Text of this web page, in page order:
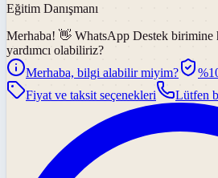
Eğitim Danışmanı
Merhaba! 👋 WhatsApp Destek birimine
yardımcı olabiliriz?
Merhaba, bilgi alabilir miyim?
Fiyat ve taksit seçenekleri
Lütfen